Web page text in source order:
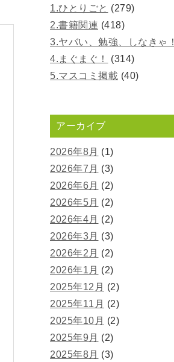
1.ひとりごと (279)
2.書籍関連 (418)
3.ヤバい、勉強、しなきゃ！
4.まぐまぐ！
(314)
5.マスコミ掲載 (40)
アーカイブ
2026年8月 (1)
2026年7月 (3)
2026年6月 (2)
2026年5月 (2)
2026年4月 (2)
2026年3月 (3)
2026年2月 (2)
2026年1月 (2)
2025年12月 (2)
2025年11月 (2)
2025年10月 (2)
2025年9月 (2)
2025年8月 (3)